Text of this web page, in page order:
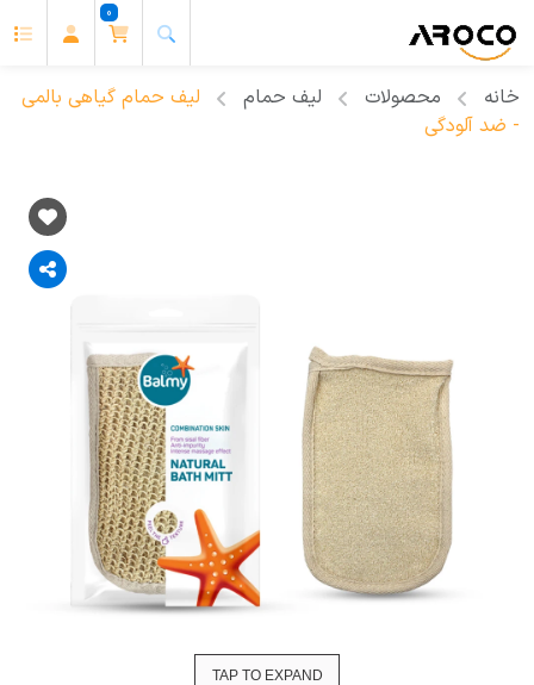
0
خانه محصولات لیف حمام
لیف حمام گیاهی بالمی
- ضد آلودگی
TAP TO EXPAND